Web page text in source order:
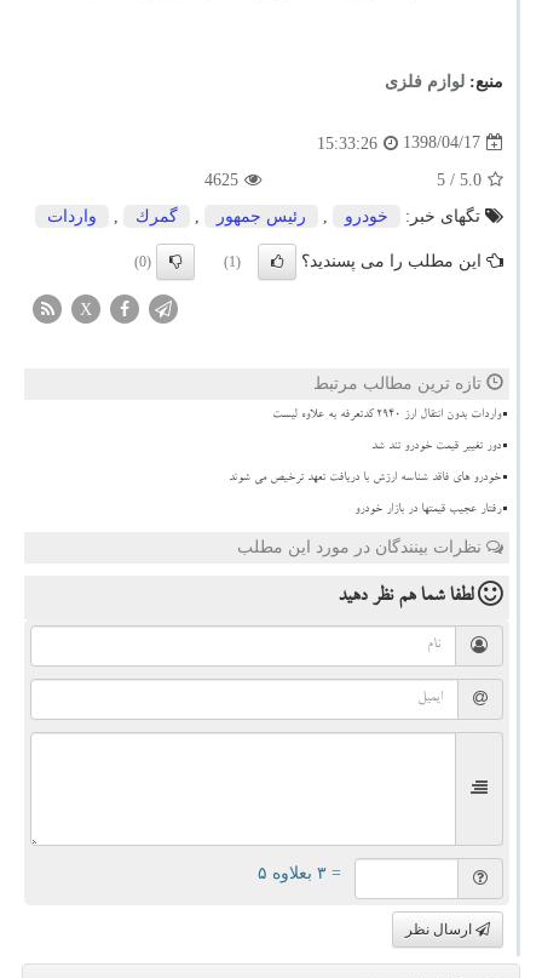
منبع: لوازم فلزی
1398/04/17
15:33:26
5.0
/ 5
4625
تگهای خبر:
خودرو , رئیس جمهور , گمرك , واردات
این مطلب را می پسندید؟ (1)
(0)
X
تازه ترین مطالب مرتبط
واردات بدون انتقال ارز ۲۹۴۰ کدتعرفه به علاوه لیست
دور تغییر قیمت خودرو تند شد
خودرو های فاقد شناسه ارزش با دریافت تعهد ترخیص می شوند
رفتار عجیب قیمتها در بازار خودرو
نظرات بینندگان در مورد این مطلب
لطفا شما همنظر دهید
= ۳ بعلاوه ۵
ارسال نظر